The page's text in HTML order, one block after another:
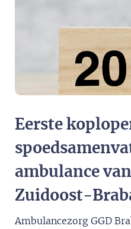
Eerste
ambulance
Zuidoost-
Ambulancezorg GGD